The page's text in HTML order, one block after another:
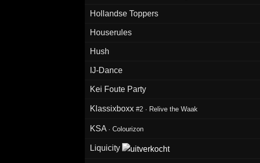
Hollandse Toppers
Houserules
Hush
IJ-Dance
Kei Foute Party
Klassixboxx #2 · Relive the Waak
KSA · Colourizon
Liquicity